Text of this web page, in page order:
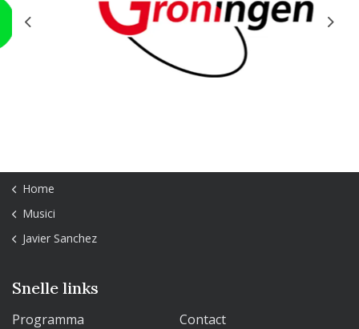
Previous Next
Home
Musici
Javier Sanchez
Snelle links
Programma
Contact